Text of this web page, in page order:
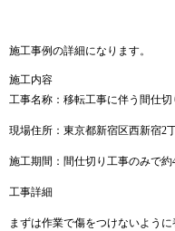
施工事例の詳細になります。
施工内容
工事名称：移転工事に伴う間仕切
現場住所：東京都新宿区西新宿
施工期間：間仕切り工事のみで約
工事詳細
まずは作業で傷をつけないよう